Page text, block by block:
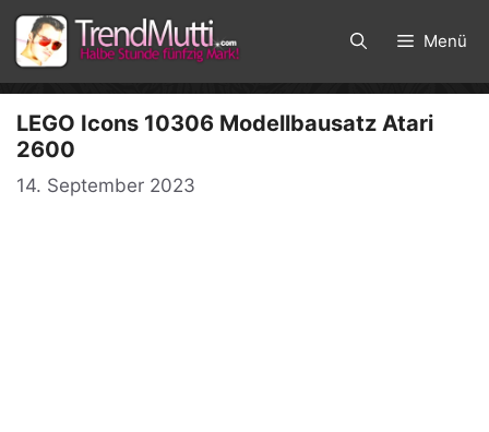
Zum
Inhalt
springen
Menü
LEGO Icons 10306 Modellbausatz Atari
2600
14. September 2023